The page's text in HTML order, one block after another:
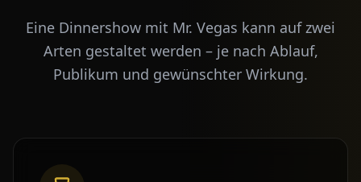
Eine Dinnershow mit Mr. Vegas kann auf zwei
Arten gestaltet werden – je nach Ablauf,
Publikum und gewünschter Wirkung.